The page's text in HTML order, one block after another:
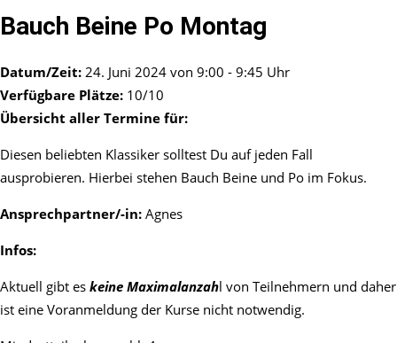
Bauch Beine Po Montag
Datum/Zeit: 24. Juni 2024 von 9:00 - 9:45 Uhr
Verfügbare Plätze: 10/10
Übersicht aller Termine für:
Diesen beliebten Klassiker solltest Du auf jeden Fall
ausprobieren. Hierbei stehen Bauch Beine und Po im Fokus.
Ansprechpartner/-in: Agnes
Infos:
Aktuell gibt es keine Maximalanzahl von Teilnehmern und daher
ist eine Voranmeldung der Kurse nicht notwendig.